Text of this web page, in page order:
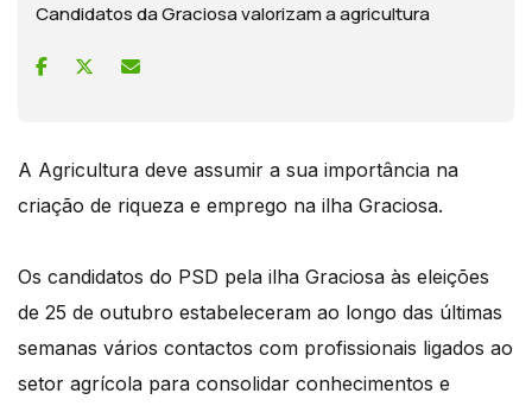
Candidatos da Graciosa valorizam a agricultura
A Agricultura deve assumir a sua importância na
criação de riqueza e emprego na ilha Graciosa.
Os candidatos do PSD pela ilha Graciosa às eleições
de 25 de outubro estabeleceram ao longo das últimas
semanas vários contactos com profissionais ligados ao
setor agrícola para consolidar conhecimentos e